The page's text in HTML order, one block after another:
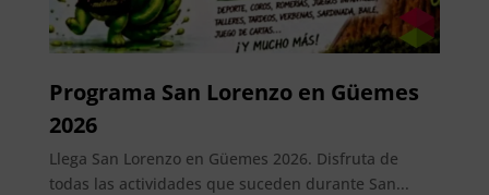
Programa San Lorenzo en Güemes
2026
Llega San Lorenzo en Güemes 2026. Disfruta de
todas las actividades que suceden durante San...